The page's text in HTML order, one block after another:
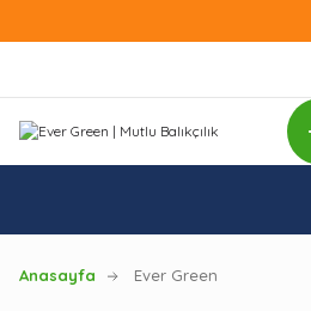
Anasayfa Ever Green